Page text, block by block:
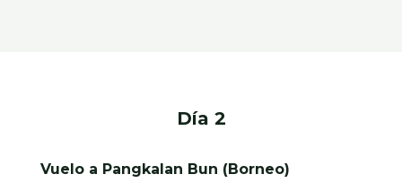
Día 2
Vuelo a Pangkalan Bun (Borneo)